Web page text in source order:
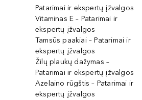
Patarimai ir ekspertų įžvalgos
Vitaminas E – Patarimai ir
ekspertų įžvalgos
Tamsūs paakiai – Patarimai ir
ekspertų įžvalgos
Žilų plaukų dažymas –
Patarimai ir ekspertų įžvalgos
Azelaino rūgštis – Patarimai ir
ekspertų įžvalgos